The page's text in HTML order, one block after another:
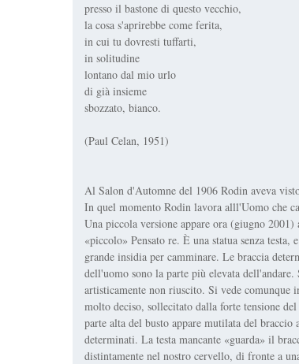
presso il bastone di questo vecchio,
la cosa s'aprirebbe come ferita,
in cui tu dovresti tuffarti,
in solitudine
lontano dal mio urlo
di già insieme
sbozzato, bianco.
(Paul Celan, 1951)
Al Salon d'Automne del 1906 Rodin aveva
In quel momento Rodin lavora alll'Uomo che
Una piccola versione appare ora (giugno
«piccolo» Pensato re. È una statua senza testa,
grande insidia per camminare. Le braccia
dell'uomo sono la parte più elevata
artisticamente non riuscito. Si vede comunque
molto deciso, sollecitato dalla forte tensione
parte alta del busto appare mutilata del
determinati. La testa mancante «guarda» il
distintamente nel nostro cervello, di fronte a